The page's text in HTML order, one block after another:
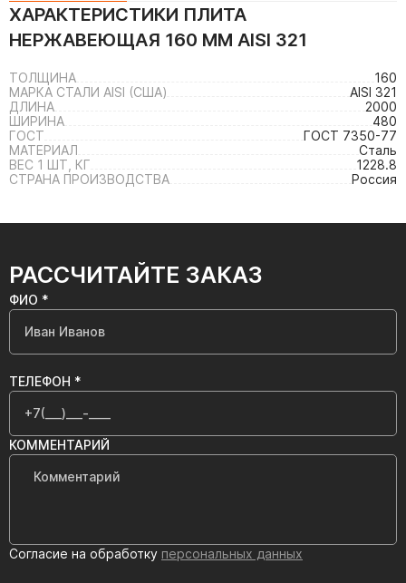
ХАРАКТЕРИСТИКИ ПЛИТА
НЕРЖАВЕЮЩАЯ 160 ММ AISI 321
ТОЛЩИНА
160
МАРКА СТАЛИ AISI (США)
AISI 321
ДЛИНА
2000
ШИРИНА
480
ГОСТ
ГОСТ 7350-77
МАТЕРИАЛ
Сталь
ВЕС 1 ШТ, КГ
1228.8
СТРАНА ПРОИЗВОДСТВА
Россия
РАССЧИТАЙТЕ ЗАКАЗ
ФИО *
ТЕЛЕФОН *
КОММЕНТАРИЙ
Согласие на обработку персональных данных